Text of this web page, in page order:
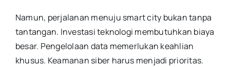
Namun, perjalanan menuju smart city bukan tanpa
tantangan. Investasi teknologi membutuhkan biaya
besar. Pengelolaan data memerlukan keahlian
khusus. Keamanan siber harus menjadi prioritas.